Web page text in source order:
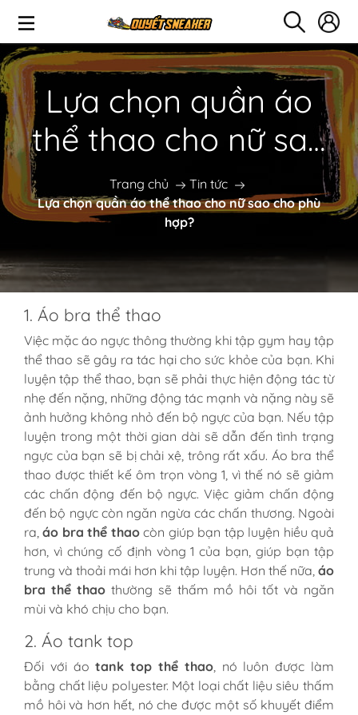
Lựa chọn quần áo
thể thao cho nữ sao
cho phù hợp?
Trang chủ
Tin tức
Lựa chọn quần áo thể thao cho nữ sao cho phù
hợp?
1. Áo bra thể thao
Việc mặc áo ngực thông thường khi tập gym hay tập
thể thao sẽ gây ra tác hại cho sức khỏe của bạn. Khi
luyện tập thể thao, bạn sẽ phải thực hiện động tác từ
nhẹ đến nặng, những động tác mạnh và nặng này sẽ
ảnh hưởng không nhỏ đến bộ ngực của bạn. Nếu tập
luyện trong một thời gian dài sẽ dẫn đến tình trạng
ngực của bạn sẽ bị chải xệ, trông rất xấu. Áo bra thể
thao được thiết kế ôm trọn vòng 1, vì thế nó sẽ giảm
các chấn động đến bộ ngực. Việc giảm chấn động
đến bộ ngực còn ngăn ngừa các chấn thương. Ngoài
ra,áo bra thể thaocòn giúp bạn tập luyện hiều quả
hơn, vì chúng cố định vòng 1 của bạn, giúp bạn tập
trung và thoải mái hơn khi tập luyện. Hơn thế nữa, áo
bra thể thaothường sẽ thấm mồ hôi tốt và ngăn
mùi và khó chịu cho bạn.
2. Áo tank top
Đối với áotank top thể thao, nó luôn được làm
bằng chất liệu polyester. Một loại chất liệu siêu thấm
mồ hôi và hơn hết, nó che được một số khuyết điểm